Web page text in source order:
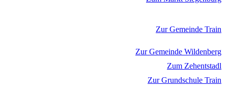
Zur Gemeinde Train
Zur Gemeinde Wildenberg
Zum Zehentstadl
Zur Grundschule Train